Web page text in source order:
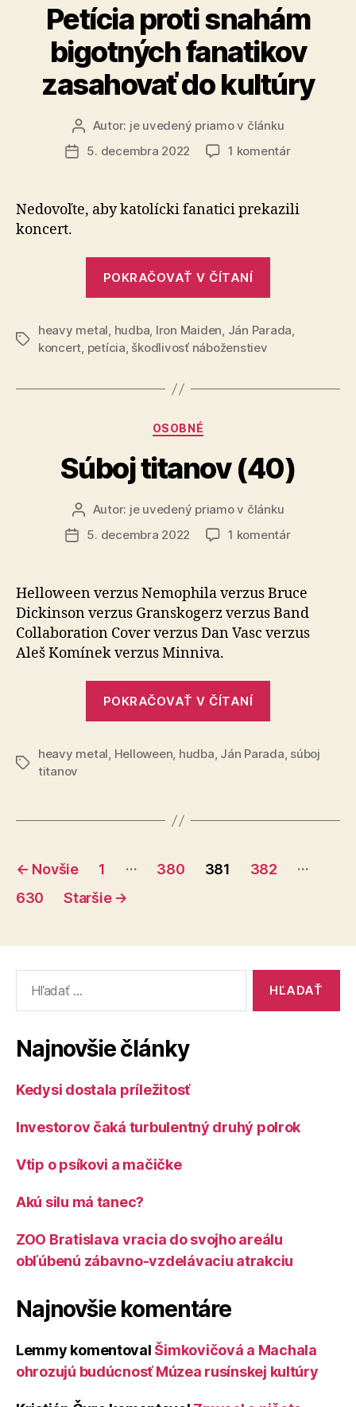
Petícia proti snahám
bigotných fanatikov
zasahovať do kultúry
Autor
článku
Autor: je uvedený priamo v článku
Dátum
5. decembra 2022 1 komentárna
snahám
Nedovoľte, aby katolícki fanatici prekazili
koncert.
POKRAČOVAŤ V ČÍTANÍ
bigotných
Značky
heavy metal, hudba, Iron Maiden, Ján Parada,
koncert, petícia, škodlivosť náboženstiev
Kategórie
OSOBNÉ
Súboj titanov (40)
Autor
článku
Autor: je uvedený priamo v článku
Dátum
5. decembra 2022 1 komentárna
Helloween verzus Nemophila verzus Bruce
Dickinson verzus Granskogerz verzus Band
Collaboration Cover verzus Dan Vasc verzus
Aleš Komínek verzus Minniva.
POKRAČOVAŤ V ČÍTANÍ
Značky
heavy metal, Helloween, hudba, Ján Parada, súboj
titanov
Stránkovanie
príspevkov
← Novšie 1 … 380 381 382
…
630
Staršie →
Najnovšie články
Kedysi dostala príležitosť
Investorov čaká turbulentný druhý polrok
Vtip o psíkovi a mačičke
Akú silu má tanec?
ZOO Bratislava vracia do svojho areálu
obľúbenú zábavno-vzdelávaciu atrakciu
Najnovšie komentáre
Lemmy komentoval Šimkovičová a Machala
ohrozujú budúcnosť Múzea rusínskej kultúry